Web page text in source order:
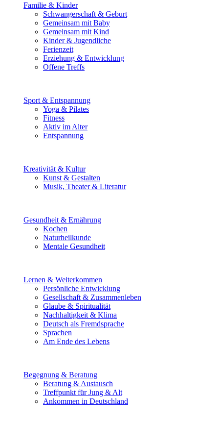
Familie & Kinder
Schwangerschaft & Geburt
Gemeinsam mit Baby
Gemeinsam mit Kind
Kinder & Jugendliche
Ferienzeit
Erziehung & Entwicklung
Offene Treffs
Sport & Entspannung
Yoga & Pilates
Fitness
Aktiv im Alter
Entspannung
Kreativität & Kultur
Kunst & Gestalten
Musik, Theater & Literatur
Gesundheit & Ernährung
Kochen
Naturheilkunde
Mentale Gesundheit
Lernen & Weiterkommen
Persönliche Entwicklung
Gesellschaft & Zusammenleben
Glaube & Spiritualität
Nachhaltigkeit & Klima
Deutsch als Fremdsprache
Sprachen
Am Ende des Lebens
Begegnung & Beratung
Beratung & Austausch
Treffpunkt für Jung & Alt
Ankommen in Deutschland